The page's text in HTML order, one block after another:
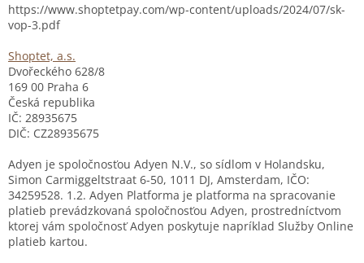
https://www.shoptetpay.com/wp-content/uploads/2024/07/sk-
vop-3.pdf
Shoptet, a.s.
Dvořeckého 628/8
169 00 Praha 6
Česká republika
IČ: 28935675
DIČ: CZ28935675
Adyen je spoločnosťou Adyen N.V., so sídlom v Holandsku,
Simon Carmiggeltstraat 6-50, 1011 DJ, Amsterdam, IČO:
34259528. 1.2. Adyen Platforma je platforma na spracovanie
platieb prevádzkovaná spoločnosťou Adyen, prostredníctvom
ktorej vám spoločnosť Adyen poskytuje napríklad Služby Online
platieb kartou.